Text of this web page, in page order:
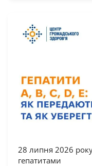
28 липня 2026
гепатитами